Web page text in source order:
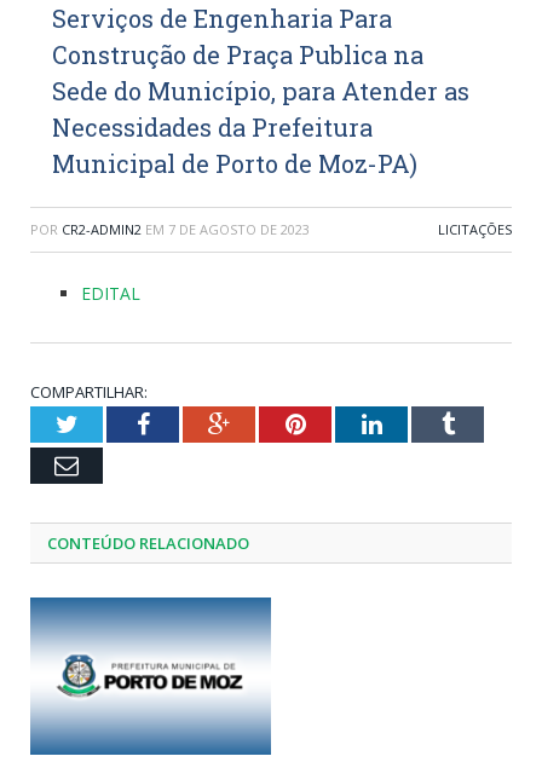
Serviços de Engenharia Para
Construção de Praça Publica na
Sede do Município, para Atender as
Necessidades da Prefeitura
Municipal de Porto de Moz-PA)
POR CR2-ADMIN2 EM 7 DE AGOSTO DE 2023 LICITAÇÕES
EDITAL
COMPARTILHAR:
TwitterFacebookGoogle+PinterestLinkedInTumblr
Email
CONTEÚDO RELACIONADO